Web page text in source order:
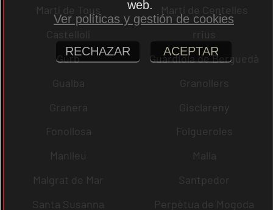
Martí de Tous
Martí de Centelles
Castellolí
rrius
Gurb
Guardiola de Berguedà
Gualba
Granollers
Granera
Gisclareny
Fonollosa
Folgueroles
Manlleu
Malla
Malgrat de Mar
Santpedor
Santa Susanna
Perpètua de Mogoda
web.
Ver políticas y gestión de cookies
RECHAZAR ACEPTAR